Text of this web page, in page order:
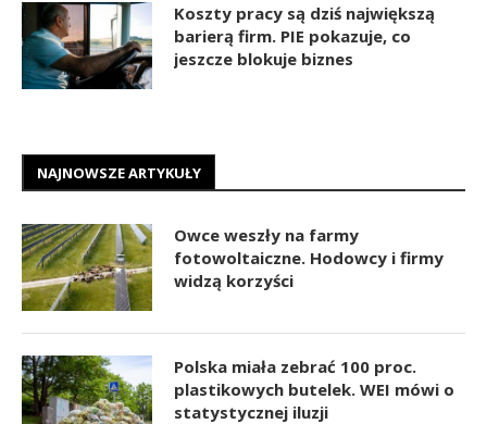
Koszty pracy są dziś największą
barierą firm. PIE pokazuje, co
jeszcze blokuje biznes
NAJNOWSZE ARTYKUŁY
Owce weszły na farmy
fotowoltaiczne. Hodowcy i firmy
widzą korzyści
Polska miała zebrać 100 proc.
plastikowych butelek. WEI mówi o
statystycznej iluzji